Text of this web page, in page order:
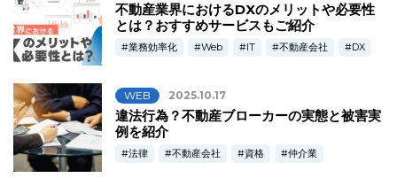
不動産業界におけるDXのメリットや必要性
とは？おすすめサービスもご紹介
業務効率化 Web IT 不動産会社 DX
WEB 2025.10.17
違法行為？不動産ブローカーの実態と被害実
例を紹介
法律 不動産会社 資格 仲介業